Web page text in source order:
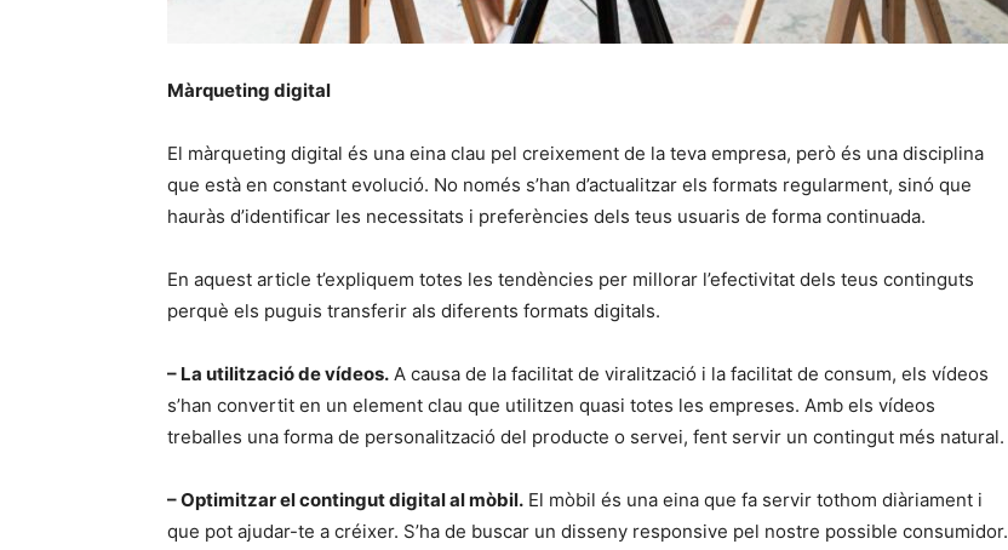
Màrqueting digital
El màrqueting digital és una eina clau pel creixement de la teva empresa, però és una disciplina
que està en constant evolució. No només s’han d’actualitzar els formats regularment, sinó que
hauràs d’identificar les necessitats i preferències dels teus usuaris de forma continuada.
En aquest article t’expliquem totes les tendències per millorar l’efectivitat dels teus continguts
perquè els puguis transferir als diferents formats digitals.
– La utilització de vídeos. A causa de la facilitat de viralització i la facilitat de consum, els vídeos
s’han convertit en un element clau que utilitzen quasi totes les empreses. Amb els vídeos
treballes una forma de personalització del producte o servei, fent servir un contingut més natural.
– Optimitzar el contingut digital al mòbil. El mòbil és una eina que fa servir tothom diàriament i
que pot ajudar-te a créixer. S’ha de buscar un disseny responsive pel nostre possible consumidor.